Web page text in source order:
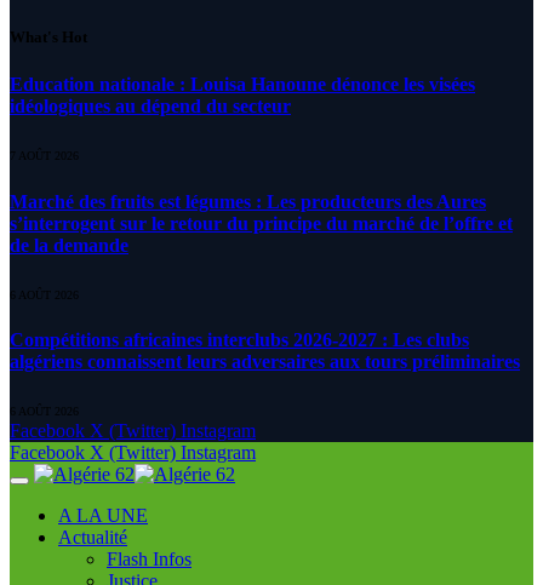
What's Hot
Education nationale : Louisa Hanoune dénonce les visées
idéologiques au dépend du secteur
7 AOÛT 2026
Marché des fruits est légumes : Les producteurs des Aures
s’interrogent sur le retour du principe du marché de l’offre et
de la demande
6 AOÛT 2026
Compétitions africaines interclubs 2026-2027 : Les clubs
algériens connaissent leurs adversaires aux tours préliminaires
6 AOÛT 2026
Facebook X (Twitter) Instagram
Facebook X (Twitter) Instagram
A LA UNE
Actualité
Flash Infos